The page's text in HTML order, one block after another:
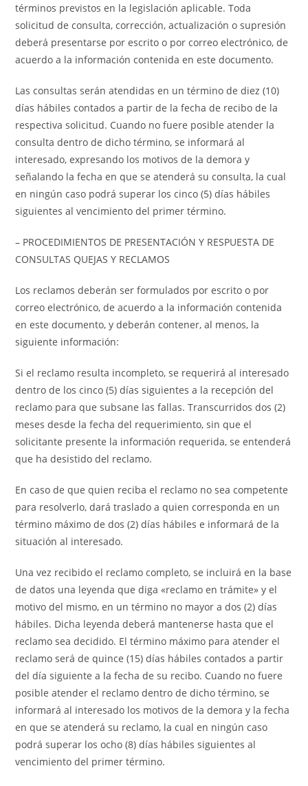
términos previstos en la legislación aplicable. Toda
solicitud de consulta, corrección, actualización o supresión
deberá presentarse por escrito o por correo electrónico, de
acuerdo a la información contenida en este documento.
Las consultas serán atendidas en un término de diez (10)
días hábiles contados a partir de la fecha de recibo de la
respectiva solicitud. Cuando no fuere posible atender la
consulta dentro de dicho término, se informará al
interesado, expresando los motivos de la demora y
señalando la fecha en que se atenderá su consulta, la cual
en ningún caso podrá superar los cinco (5) días hábiles
siguientes al vencimiento del primer término.
– PROCEDIMIENTOS DE PRESENTACIÓN Y RESPUESTA DE
CONSULTAS QUEJAS Y RECLAMOS
Los reclamos deberán ser formulados por escrito o por
correo electrónico, de acuerdo a la información contenida
en este documento, y deberán contener, al menos, la
siguiente información:
Si el reclamo resulta incompleto, se requerirá al interesado
dentro de los cinco (5) días siguientes a la recepción del
reclamo para que subsane las fallas. Transcurridos dos (2)
meses desde la fecha del requerimiento, sin que el
solicitante presente la información requerida, se entenderá
que ha desistido del reclamo.
En caso de que quien reciba el reclamo no sea competente
para resolverlo, dará traslado a quien corresponda en un
término máximo de dos (2) días hábiles e informará de la
situación al interesado.
Una vez recibido el reclamo completo, se incluirá en la base
de datos una leyenda que diga «reclamo en trámite» y el
motivo del mismo, en un término no mayor a dos (2) días
hábiles. Dicha leyenda deberá mantenerse hasta que el
reclamo sea decidido. El término máximo para atender el
reclamo será de quince (15) días hábiles contados a partir
del día siguiente a la fecha de su recibo. Cuando no fuere
posible atender el reclamo dentro de dicho término, se
informará al interesado los motivos de la demora y la fecha
en que se atenderá su reclamo, la cual en ningún caso
podrá superar los ocho (8) días hábiles siguientes al
vencimiento del primer término.